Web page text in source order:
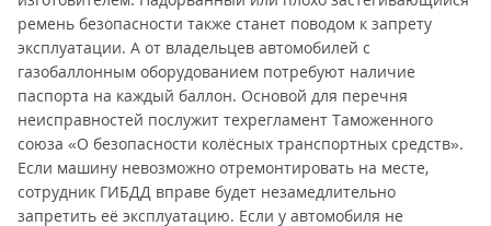
ремень безопасности также станет поводом к запрету
эксплуатации. А от владельцев автомобилей с
газобаллонным оборудованием потребуют наличие
паспорта на каждый баллон. Основой для перечня
неисправностей послужит техрегламент Таможенного
союза «О безопасности колёсных транспортных средств».
Если машину невозможно отремонтировать на месте,
сотрудник ГИБДД вправе будет незамедлительно
запретить её эксплуатацию. Если у автомобиля не